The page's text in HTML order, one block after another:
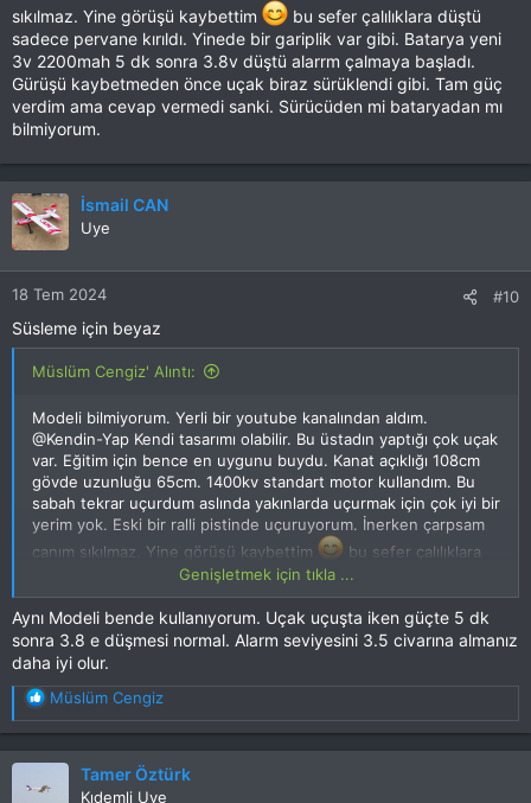
sıkılmaz. Yine görüşü kaybettim
bu sefer çalılıklara düştü
sadece pervane kırıldı. Yinede bir gariplik var gibi. Batarya yeni
3v 2200mah 5 dk sonra 3.8v düştü alarrm çalmaya başladı.
Gürüşü kaybetmeden önce uçak biraz sürüklendi gibi. Tam güç
verdim ama cevap vermedi sanki. Sürücüden mi bataryadan mı
bilmiyorum.
İsmail CAN
Uye
18 Tem 2024 #10
Süsleme için beyaz
Müslüm Cengiz' Alıntı:
Modeli bilmiyorum. Yerli bir youtube kanalından aldım.
@Kendin-Yap Kendi tasarımı olabilir. Bu üstadın yaptığı çok uçak
var. Eğitim için bence en uygunu buydu. Kanat açıklığı 108cm
gövde uzunluğu 65cm. 1400kv standart motor kullandım. Bu
sabah tekrar uçurdum aslında yakınlarda uçurmak için çok iyi bir
yerim yok. Eski bir ralli pistinde uçuruyorum. İnerken çarpsam
canım sıkılmaz. Yine görüşü kaybettim
bu sefer çalılıklara
düştü sadece pervane kırıldı. Yinede bir gariplik var gibi.
Batarya yeni 3v 2200mah 5 dk sonra 3.8v düştü alarrm çalmaya
başladı. Gürüşü kaybetmeden önce uçak biraz sürüklendi gibi.
Tam güç verdim ama cevap vermedi sanki. Sürücüden mi
bataryadan mı bilmiyorum.
Genişletmek için tıkla ...
Aynı Modeli bende kullanıyorum. Uçak uçuşta iken güçte 5 dk
sonra 3.8 e düşmesi normal. Alarm seviyesini 3.5 civarına almanız
daha iyi olur.
T
e
p
k
Müslüm Cengiz
Tamer Öztürk
Kıdemli Uye